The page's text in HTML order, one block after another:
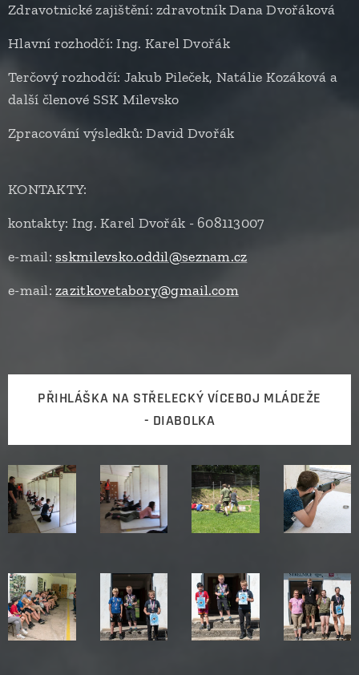
Zdravotnické zajištění: zdravotník Dana Dvořáková
Hlavní rozhodčí: Ing. Karel Dvořák
Terčový rozhodčí: Jakub Pileček, Natálie Kozáková a
další členové SSK Milevsko
Zpracování výsledků: David Dvořák
KONTAKTY:
kontakty: Ing. Karel Dvořák - 608113007
e-mail:sskmilevsko.oddil@seznam.cz
e-mail:zazitkovetabory@gmail.com
PŘIHLÁŠKA NA STŘELECKÝ VÍCEBOJ MLÁDEŽE
- DIABOLKA